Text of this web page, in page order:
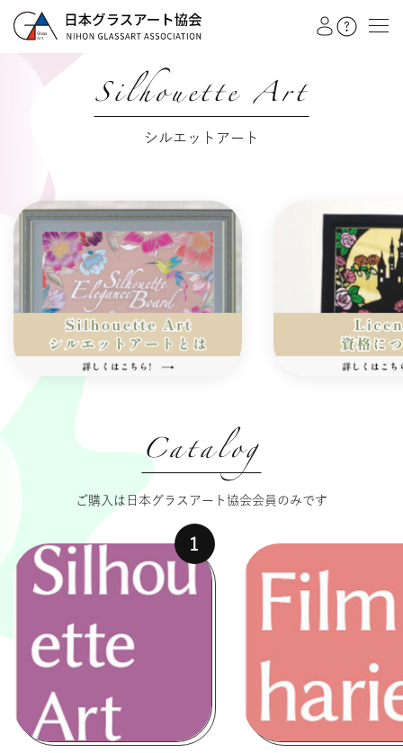
イベント
作品展
会員注文フォーム
カテゴリー
日本グラスアート協会
グラスアート
シルエットアート
タイルクラフト
Silhouette Art
シルエットアート
Catalog
ご購入は日本グラスアート協会会員のみです
1